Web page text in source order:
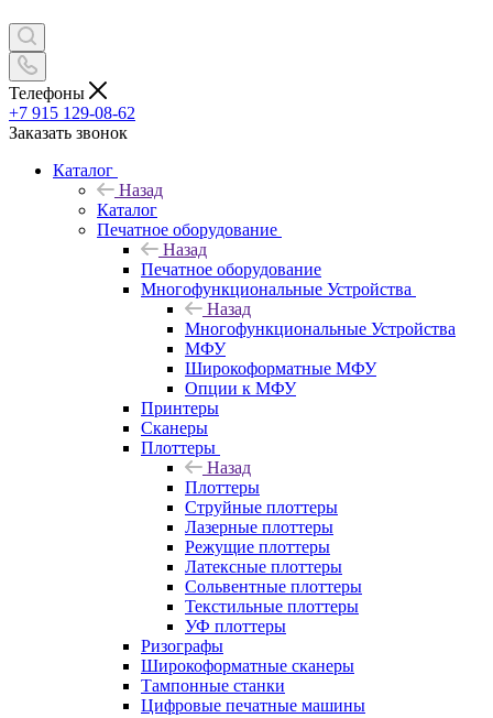
Телефоны
+7 915 129-08-62
Заказать звонок
Каталог
Назад
Каталог
Печатное оборудование
Назад
Печатное оборудование
Многофункциональные Устройства
Назад
Многофункциональные Устройства
МФУ
Широкоформатные МФУ
Опции к МФУ
Принтеры
Сканеры
Плоттеры
Назад
Плоттеры
Струйные плоттеры
Лазерные плоттеры
Режущие плоттеры
Латексные плоттеры
Сольвентные плоттеры
Текстильные плоттеры
УФ плоттеры
Ризографы
Широкоформатные сканеры
Тампонные станки
Цифровые печатные машины